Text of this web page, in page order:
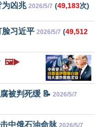
为凶兆 2026/5/7 (49,183次)
脸习近平 2026/5/7 (49,512
🖼️▶️
被判死缓 📝 2026/5/7
中俄石油命脉 2026/5/7